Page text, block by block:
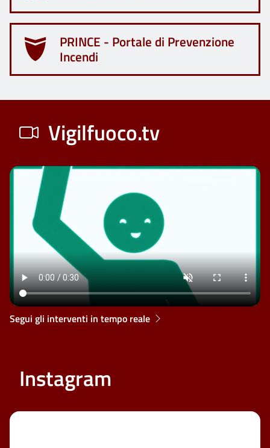
PRINCE - Portale di Prevenzione
Incendi
Vigilfuoco.tv
Segui gli interventi in tempo reale
Instagram